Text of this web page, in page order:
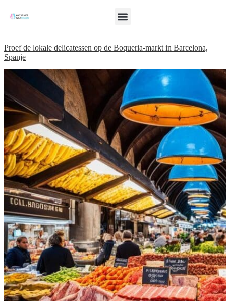
Proef de lokale delicatessen op de Boqueria-markt in Barcelona,
Spanje